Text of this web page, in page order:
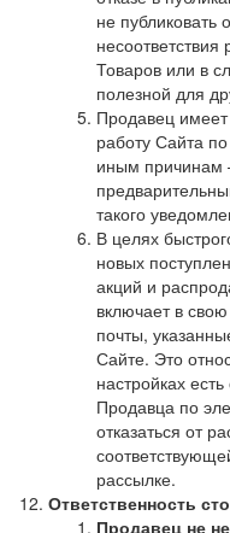
не публиковать
Товаров или в
полезной для
Продавец
работу Сайта
иным причинам
такого
В целях
новых
акций и
включает в
почты,
Сайте. Это
настройках
Продавца по
отказаться от
рассылке.
Ответственность
Продавец не